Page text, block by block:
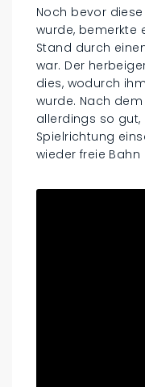
Noch bevor
wurde, bemerkte
Stand durch
war. Der
dies, wodurch
wurde. Nach
allerdings so
Spielrichtung
wieder freie Bahn